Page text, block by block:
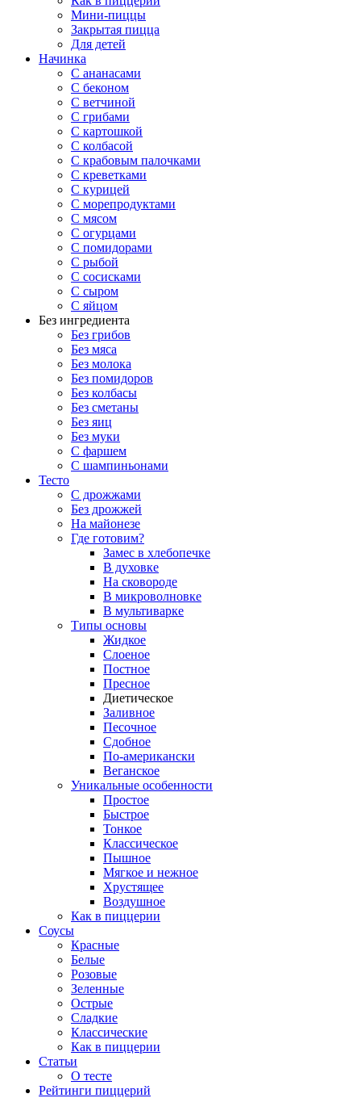
Мини-пиццы
Закрытая пицца
Для детей
Начинка
С ананасами
С беконом
С ветчиной
С грибами
С картошкой
С колбасой
С крабовым палочками
С креветками
С курицей
С морепродуктами
С мясом
С огурцами
С помидорами
С рыбой
С сосисками
С сыром
С яйцом
Без ингредиента
Без грибов
Без мяса
Без молока
Без помидоров
Без колбасы
Без сметаны
Без яиц
Без муки
С фаршем
С шампиньонами
Тесто
С дрожжами
Без дрожжей
На майонезе
Где готовим?
Замес в хлебопечке
В духовке
На сковороде
В микроволновке
В мультиварке
Типы основы
Жидкое
Слоеное
Постное
Пресное
Диетическое
Заливное
Песочное
Сдобное
По-американски
Веганское
Уникальные особенности
Простое
Быстрое
Тонкое
Классическое
Пышное
Мягкое и нежное
Хрустящее
Воздушное
Как в пиццерии
Соусы
Красные
Белые
Розовые
Зеленные
Острые
Сладкие
Классические
Как в пиццерии
Статьи
О тесте
Рейтинги пиццерий